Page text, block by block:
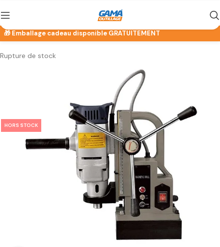
Rupture de stock
HORS STOCK